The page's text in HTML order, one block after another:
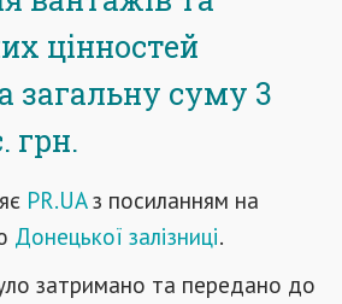
цінностей
загальну суму 3
грн.
PR.UAз посиланням на
Донецької залізниці.
затримано та передано до